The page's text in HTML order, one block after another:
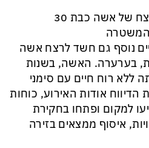
כוחות משטרה בזירת הרצח של אשה כבת 30
המשטרה
נוסף גם חשד לרצח אשה
בערערה. האשה, בשנות
ללא רוח חיים עם סימני
אודות האירוע, כוחות
למקום ופתחו בחקירת
איסוף ממצאים בזירה